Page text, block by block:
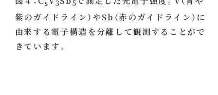
s 3 5
紫のガイドライン）やSb（赤のガイドライン）に
由来する電子構造を分離して観測することがで
きています。